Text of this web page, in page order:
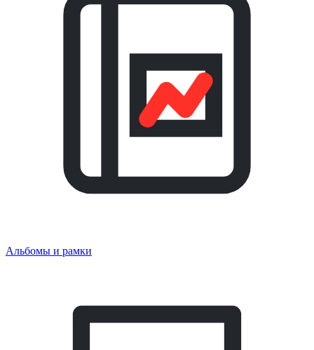
Альбомы и рамки